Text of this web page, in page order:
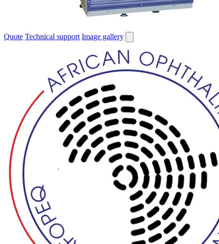
Quote Technical support Image gallery